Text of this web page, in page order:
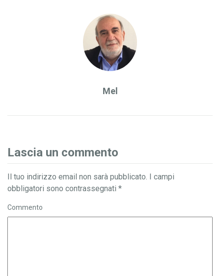
Mel
Lascia un commento
Il tuo indirizzo email non sarà pubblicato. I campi
obbligatori sono contrassegnati *
Commento